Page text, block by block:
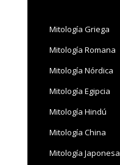
Mitología Griega
Mitología Romana
Mitología Nórdica
Mitología Egipcia
Mitología Hindú
Mitología China
Mitología Japonesa